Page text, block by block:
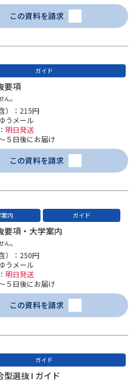
大学検索
べる
国際・グローバルに強い大学特
集
奨学金・特待生制度特集
進路の３択
新学年スタート号特集ページ
べる
実施プログラムから探す
夢ナビライブ
この資料を請求
ガイド
要項
。
）：215円
うメール
明日発送
５日後にお届け
この資料を請求
案内 ガイド
要項・大学案内
。
）：250円
うメール
明日発送
５日後にお届け
この資料を請求
ガイド
型選抜 I ガイド